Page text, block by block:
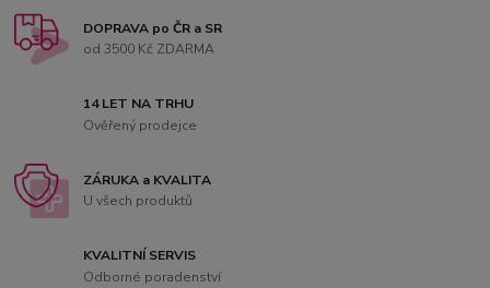
DOPRAVA po ČR a SR
od 3500 Kč ZDARMA
14 LET NA TRHU
Ověřený prodejce
ZÁRUKA a KVALITA
U všech produktů
KVALITNÍ SERVIS
Odborné poradenství